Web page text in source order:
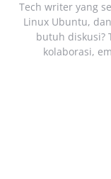
Tech writer yang
Linux Ubuntu,
butuh diskusi?
kolaborasi,